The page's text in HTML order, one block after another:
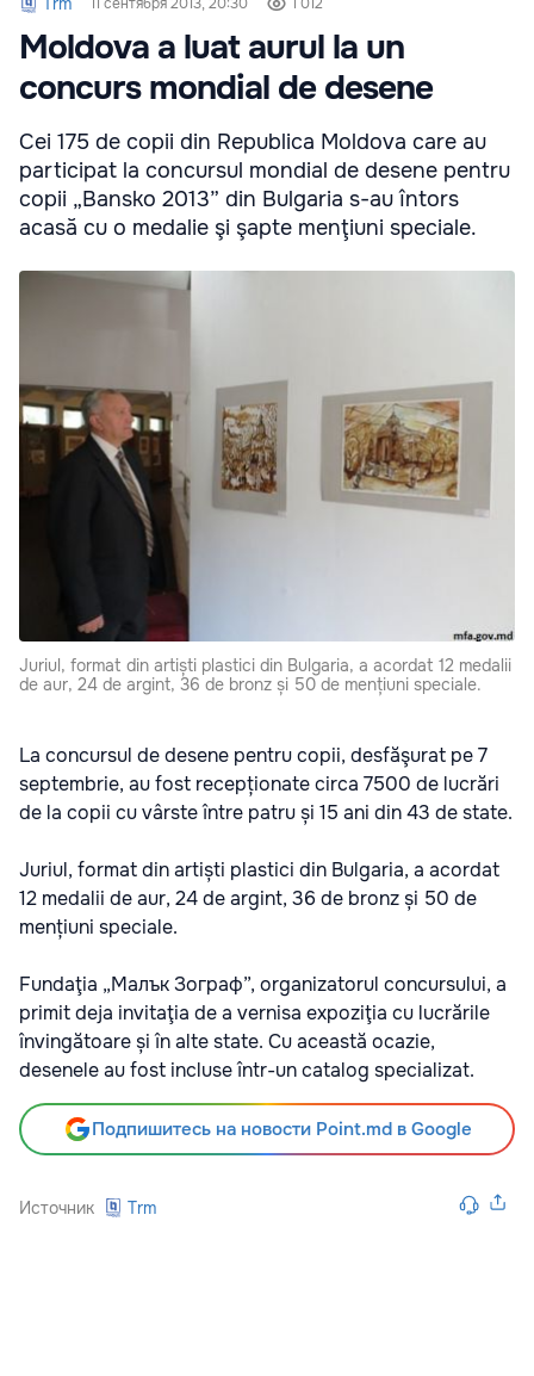
Moldova a luat aurul la un
concurs mondial de desene
Cei 175 de copii din Republica Moldova care au
participat la concursul mondial de desene pentru
copii „Bansko 2013” din Bulgaria s-au întors
acasă cu o medalie şi şapte menţiuni speciale.
Juriul, format din artiști plastici din Bulgaria, a acordat 12 medalii
de aur, 24 de argint, 36 de bronz și 50 de mențiuni speciale.
La concursul de desene pentru copii, desfăşurat pe 7
septembrie, au fost recepționate circa 7500 de lucrări
de la copii cu vârste între patru și 15 ani din 43 de state.
Juriul, format din artiști plastici din Bulgaria, a acordat
12 medalii de aur, 24 de argint, 36 de bronz și 50 de
mențiuni speciale.
Fundaţia „Малък Зограф”, organizatorul concursului, a
primit deja invitaţia de a vernisa expoziţia cu lucrările
învingătoare și în alte state. Cu această ocazie,
desenele au fost incluse într-un catalog specializat.
Подпишитесь на новости Point.md в Google
Источник Trm